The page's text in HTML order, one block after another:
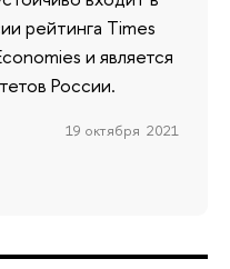
рейтинга Times
и является
России.
19 октября 2021